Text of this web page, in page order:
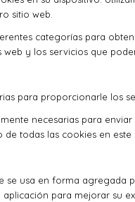
sitio web.
categorías para
y los servicios que
para proporcionarle los
necesarias para
todas las cookies en este
se usa en forma
para mejorar su